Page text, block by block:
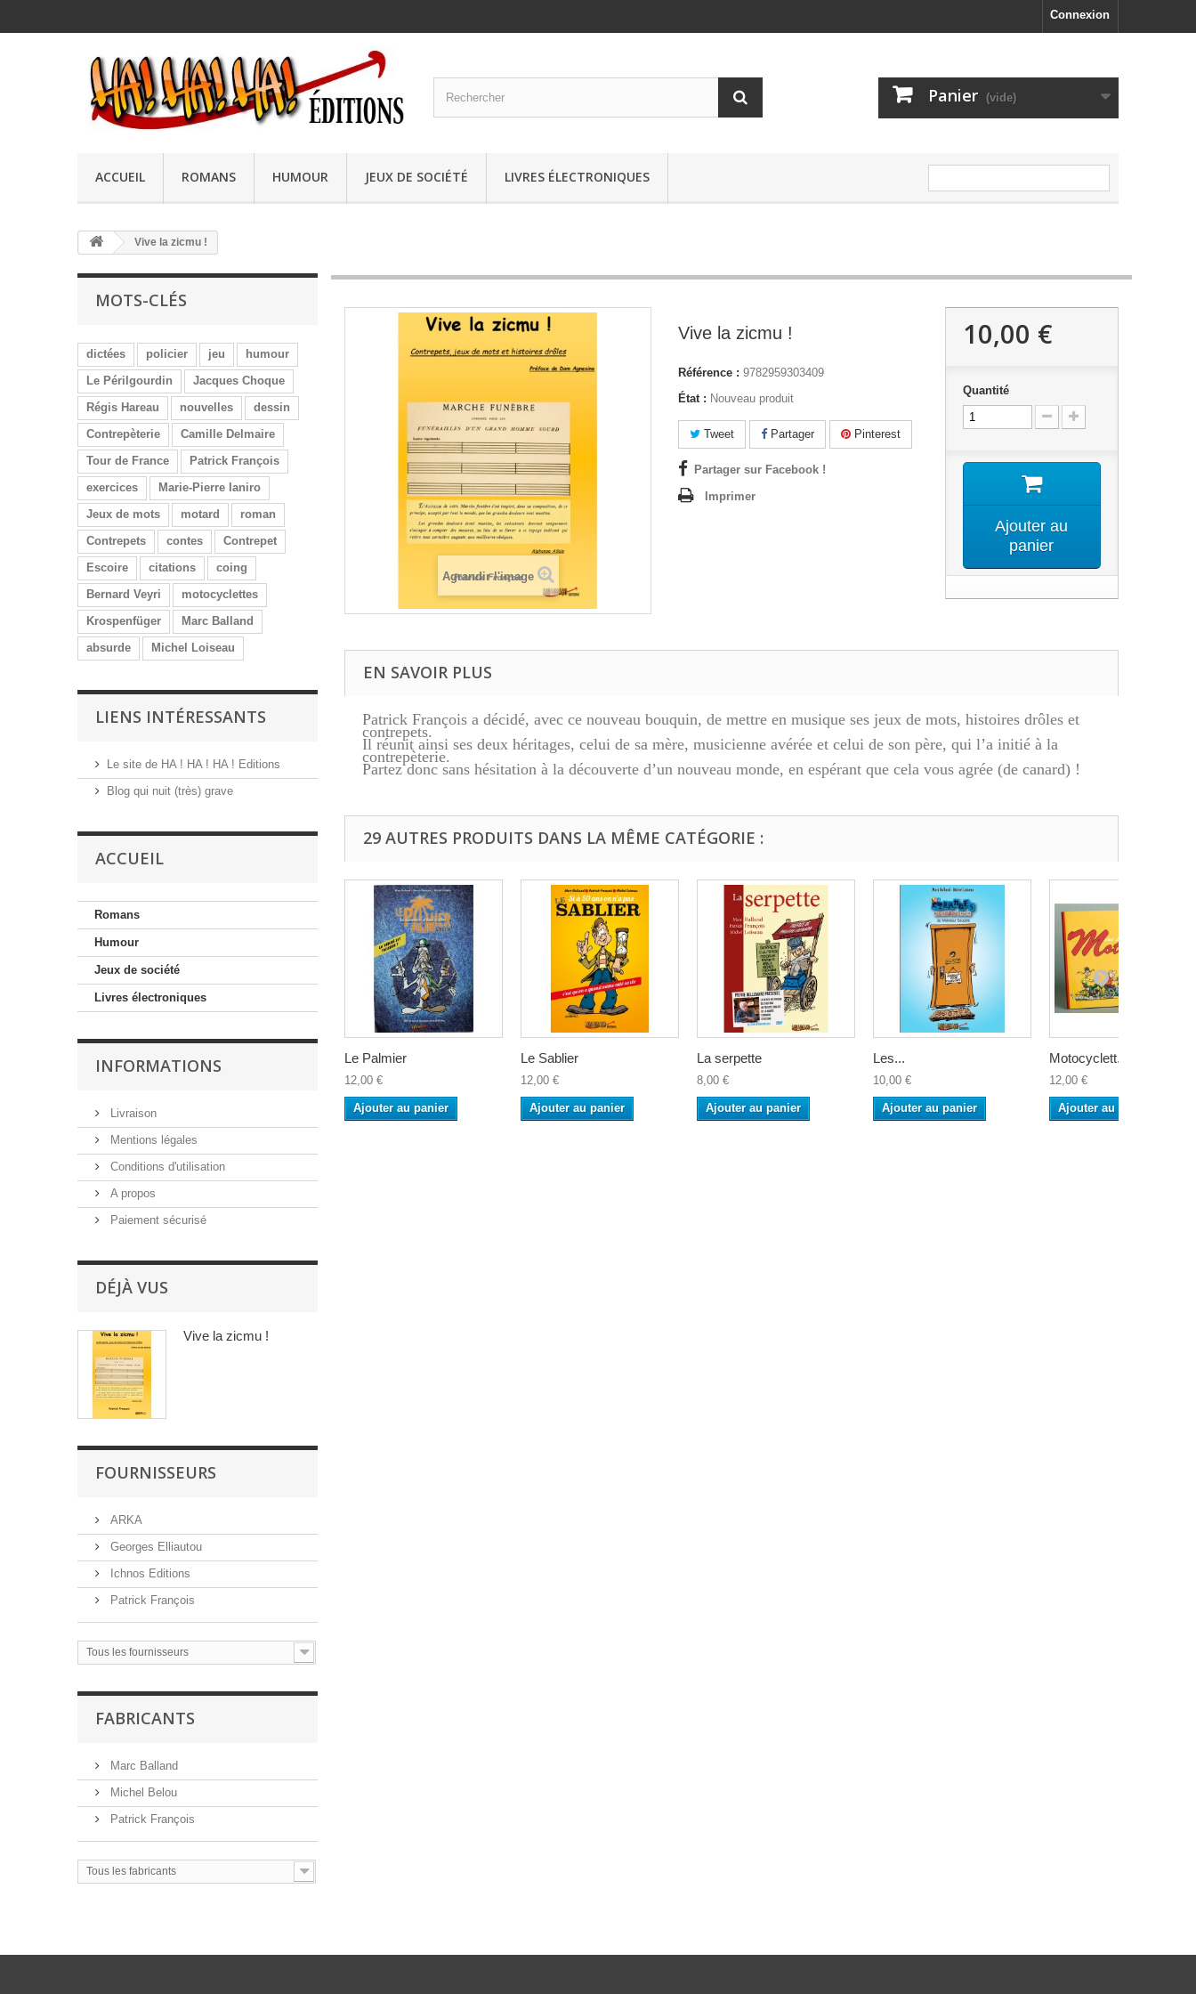
Connexion
Panier (vide)
ACCUEIL ROMANS HUMOUR JEUX DE SOCIÉTÉ LIVRES ÉLECTRONIQUES
Vive la zicmu !
MOTS-CLÉS
dictées policier jeu
humour
Le Périlgourdin
Jacques Choque
Régis Hareau
nouvelles
dessin
Contrepèterie
Camille Delmaire
Tour de France
Patrick François
exercices
Marie-Pierre Ianiro
Jeux de mots
motard
roman
Contrepets
contes
Contrepet
Escoire
citations
coing
Bernard Veyri
motocyclettes
Krospenfüger
Marc Balland
absurde
Michel Loiseau
LIENS INTÉRESSANTS
Le site de HA ! HA ! HA ! Editions
Blog qui nuit (très) grave
ACCUEIL
Romans
Humour
Jeux de société
Livres électroniques
INFORMATIONS
Livraison
Mentions légales
Conditions d'utilisation
A propos
Paiement sécurisé
DÉJÀ VUS
Vive la zicmu !
FOURNISSEURS
ARKA
Georges Elliautou
Ichnos Editions
Patrick François
Tous les fournisseurs
FABRICANTS
Marc Balland
Michel Belou
Patrick François
Tous les fabricants
Agrandir l'image
Vive la zicmu !
Référence : 9782959303409
État : Nouveau produit
Tweet Partager Pinterest
Partager sur Facebook !
Imprimer
10,00 €
Quantité
Ajouter au
panier
EN SAVOIR PLUS
Patrick François a décidé, avec ce nouveau bouquin, de mettre en musique ses jeux de mots, histoires drôles et
contrepets.
Il réunit ainsi ses deux héritages, celui de sa mère, musicienne avérée et celui de son père, qui l’a initié à la
contrepèterie.
Partez donc sans hésitation à la découverte d’un nouveau monde, en espérant que cela vous agrée (de canard) !
29 AUTRES PRODUITS DANS LA MÊME CATÉGORIE :
Le Palmier
12,00 €
Ajouter au panier
Le Sablier
12,00 €
Ajouter au panier
La serpette
8,00 €
Ajouter au panier
Les...
10,00 €
Ajouter au panier
Motocyclett...
12,00 €
Ajouter au panier